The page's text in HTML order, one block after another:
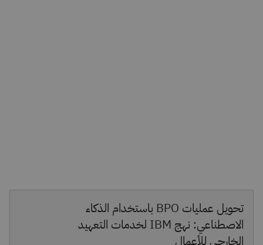
تحويل عمليات BPO باستخدام الذكاء
الاصطناعي: نهج IBM لخدمات التعهيد
الخارجي للأعمال